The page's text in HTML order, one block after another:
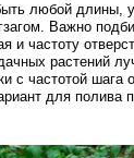
любой длины,
Важно
и частоту
растений
с частотой шага
для полива